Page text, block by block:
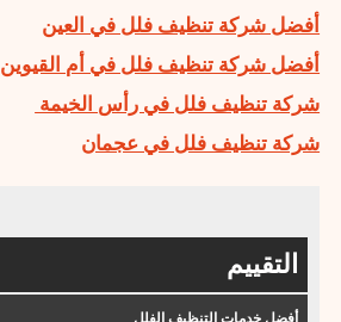
أفضل شركة تنظيف فلل في العين
أفضل شركة تنظيف فلل في أم القيوين
شركة تنظيف فلل في رأس الخيمة
شركة تنظيف فلل في عجمان
التقييم
أفضل خدمات التنظيف الفلل